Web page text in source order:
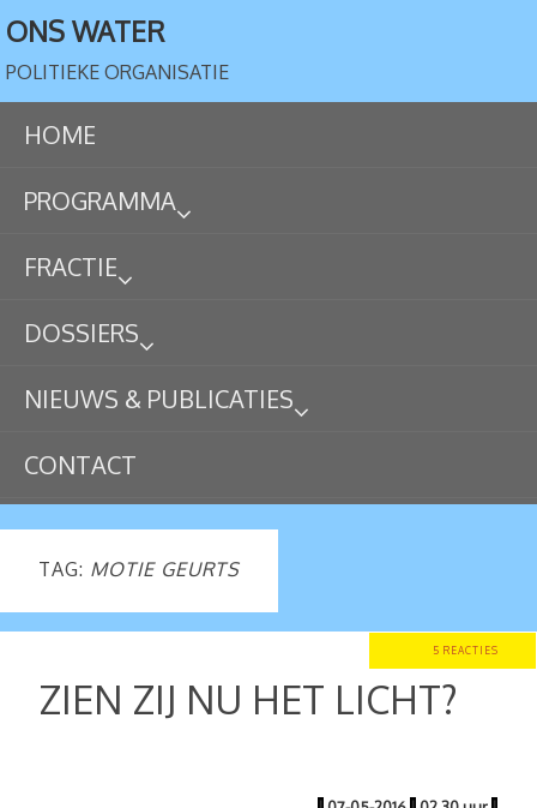
ONS WATER
POLITIEKE ORGANISATIE
HOME
PROGRAMMA
FRACTIE
DOSSIERS
NIEUWS & PUBLICATIES
CONTACT
TAG: MOTIE GEURTS
5 REACTIES
ZIEN ZIJ NU HET LICHT?